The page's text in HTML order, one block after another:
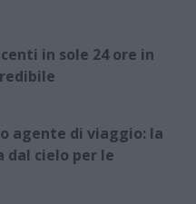
in sole 24 ore in
agente di viaggio: la
dal cielo per le